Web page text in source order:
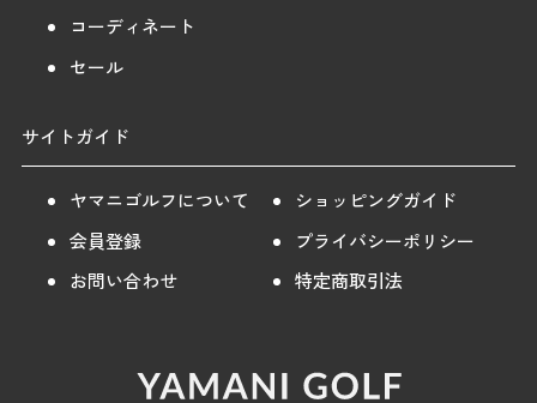
コーディネート
セール
サイトガイド
ヤマニゴルフについて
ショッピングガイド
会員登録
プライバシーポリシー
お問い合わせ
特定商取引法